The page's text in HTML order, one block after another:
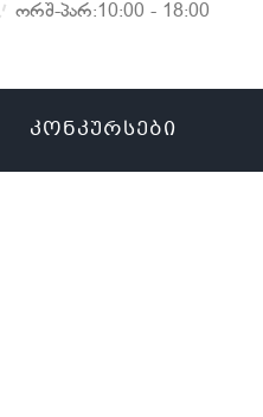
ორშ-პარ:10:00 - 18:00
ᲙᲝᲜᲙᲣᲠᲡᲔᲑᲘ